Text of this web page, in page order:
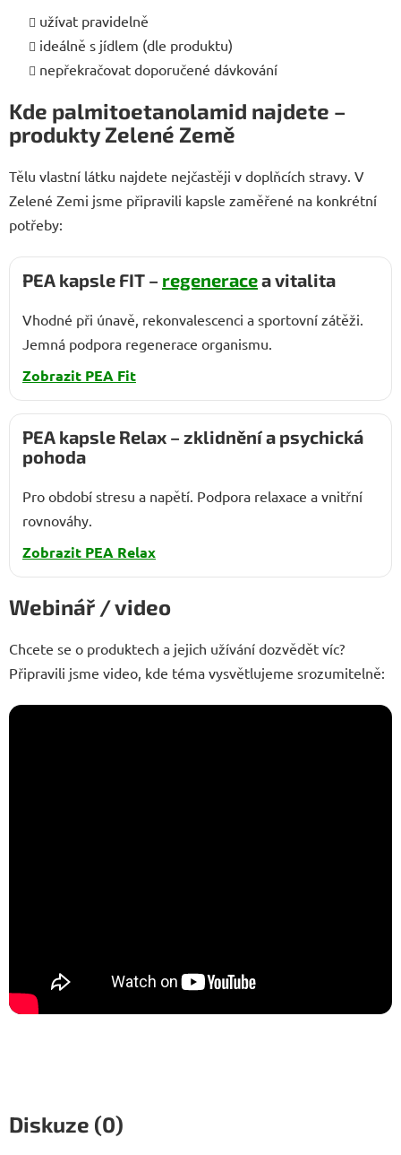
užívat pravidelně
ideálně s jídlem (dle produktu)
nepřekračovat doporučené dávkování
Kde palmitoetanolamid najdete –
produkty Zelené Země
Tělu vlastní látku najdete nejčastěji v doplňcích stravy. V
Zelené Zemi jsme připravili kapsle zaměřené na konkrétní
potřeby:
PEA kapsle FIT – regeneracea vitalita
Vhodné při únavě, rekonvalescenci a sportovní zátěži.
Jemná podpora regenerace organismu.
Zobrazit PEA Fit
PEA kapsle Relax – zklidnění a psychická
pohoda
Pro období stresu a napětí. Podpora relaxace a vnitřní
rovnováhy.
Zobrazit PEA Relax
Webinář / video
Chcete se o produktech a jejich užívání dozvědět víc?
Připravili jsme video, kde téma vysvětlujeme srozumitelně:
Diskuze (0)